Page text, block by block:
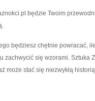
będzie Twoim
będziesz chętnie powracać,
zachwycić się wzorami. Sztuka
może stać się niezwykłą